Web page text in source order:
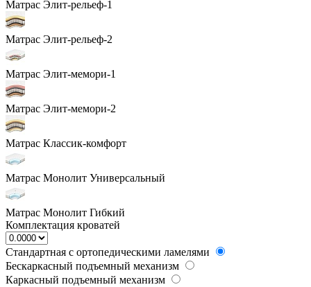
Матрас Элит-рельеф-1
Матрас Элит-рельеф-2
Матрас Элит-мемори-1
Матрас Элит-мемори-2
Матрас Классик-комфорт
Матрас Монолит Универсальный
Матрас Монолит Гибкий
Комплектация кроватей
Стандартная с ортопедическими ламелями
Бескаркасный подъемный механизм
Каркасный подъемный механизм